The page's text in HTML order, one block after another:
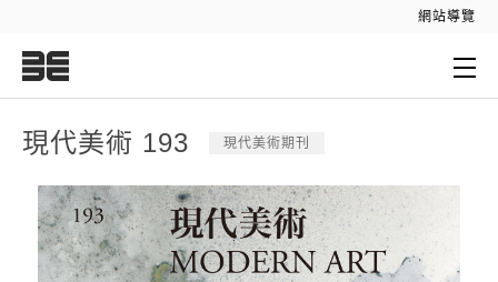
網站導覽
現代美術 193 現代美術期刊